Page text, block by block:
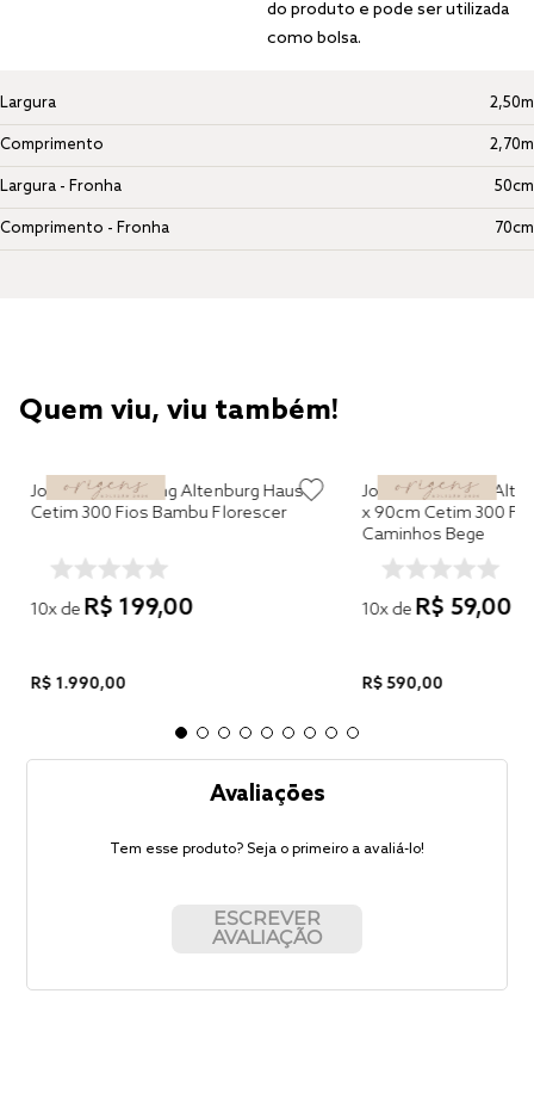
do produto e pode ser utilizada
como bolsa.
Largura 2,50m
Comprimento 2,70m
Largura - Fronha 50cm
Comprimento - Fronha 70cm
Quem viu, viu também!
Jogo de Cama King Altenburg Haus
Cetim 300 Fios Bambu Florescer
10x de R$ 199,00
R$ 1.990,00
Jogo de Fronhas
x 90cm Cetim 300
Caminhos Bege
10x de R$ 59,00
R$590,00
Avaliações
Tem esse produto? Seja o primeiro a avaliá-lo!
ESCREVER
AVALIAÇÃO